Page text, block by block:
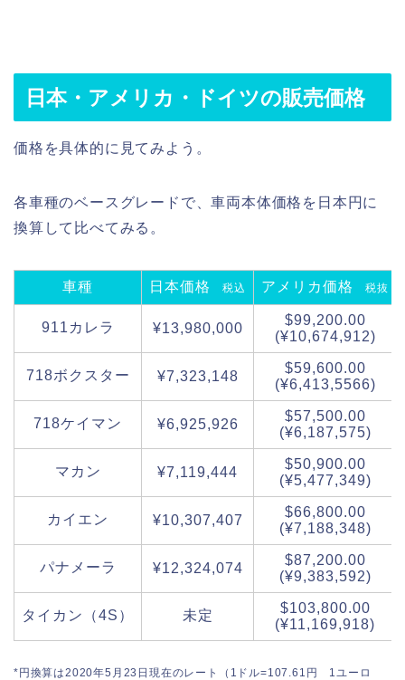
日本・アメリカ・ドイツの販売価格
価格を具体的に見てみよう。
各車種のベースグレードで、車両本体価格を日本円に
換算して比べてみる。
車種 日本価格 税込 アメリカ価格 税抜
911カレラ ¥13,980,000
$99,200.00
(¥10,674,912)
718ボクスター ¥7,323,148
$59,600.00
(¥6,413,5566)
718ケイマン ¥6,925,926
$57,500.00
(¥6,187,575)
マカン ¥7,119,444
$50,900.00
(¥5,477,349)
カイエン ¥10,307,407
$66,800.00
(¥7,188,348)
パナメーラ ¥12,324,074
$87,200.00
(¥9,383,592)
タイカン（4S） 未定
$103,800.00
(¥11,169,918)
*円換算は2020年5月23日現在のレート（1ドル=107.61円 1ユーロ